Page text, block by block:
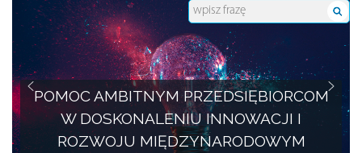
POMOC AMBITNYM PRZEDSIĘBIORCOM
W DOSKONALENIU INNOWACJI I
ROZWOJU MIĘDZYNARODOWYM